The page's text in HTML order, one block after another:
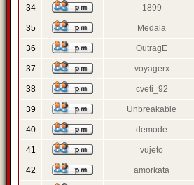
34 1899
35 Medala
36 OutragE
37 voyagerx
38 cveti_92
39 Unbreakable
40 demode
41 vujeto
42 amorkata